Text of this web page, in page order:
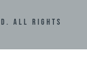
All Rights